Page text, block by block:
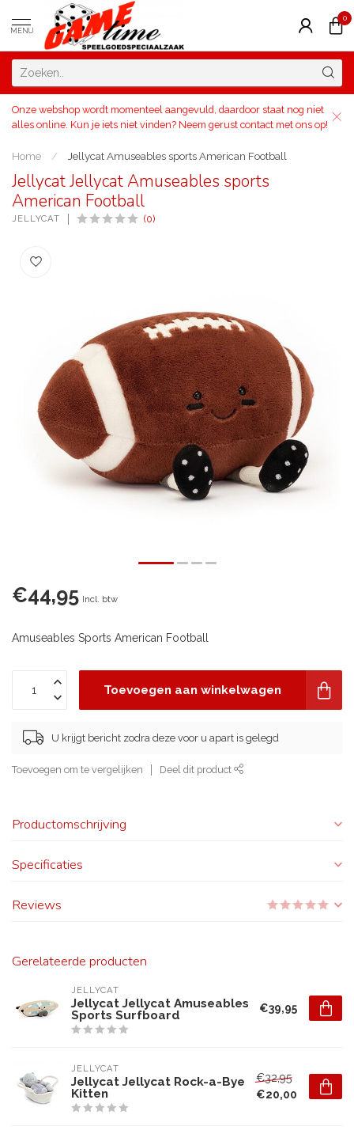
MENU
0
Onze webshop wordt momenteel aangevuld, daardoor staat nog niet
alles online. Kun je iets niet vinden? Neem gerust contact met ons op!
Home / Jellycat Amuseables sports American Football
Jellycat Jellycat Amuseables sports
American Football
JELLYCAT (0)
€44,95 Incl. btw
Amuseables Sports American Football
Toevoegen aan winkelwagen
U krijgt bericht zodra deze voor u apart is gelegd
Toevoegen om te vergelijken Deel dit product
Productomschrijving
Specificaties
Reviews
Gerelateerde producten
JELLYCAT
Jellycat Jellycat Amuseables
Sports Surfboard
€39,95
JELLYCAT
Jellycat Jellycat Rock-a-Bye
Kitten
€32,95
€20,00